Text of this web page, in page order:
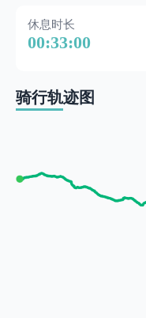
休息时长
00:33:00
骑行轨迹图